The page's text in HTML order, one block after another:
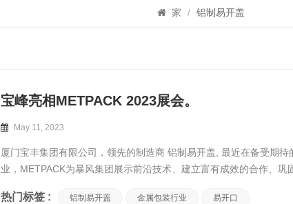
家 / 铝制易开盖
宝峰亮相METPACK 2023展会。
May 11, 2023
厦门宝丰集团有限公司，领先的制造商 铝制易开盖, 最近在备受期
业，METPACK为暴风集团展示前沿技术、建立富有成效的合作、
热门标签 : 铝制易开盖 金属包装行业 易开口